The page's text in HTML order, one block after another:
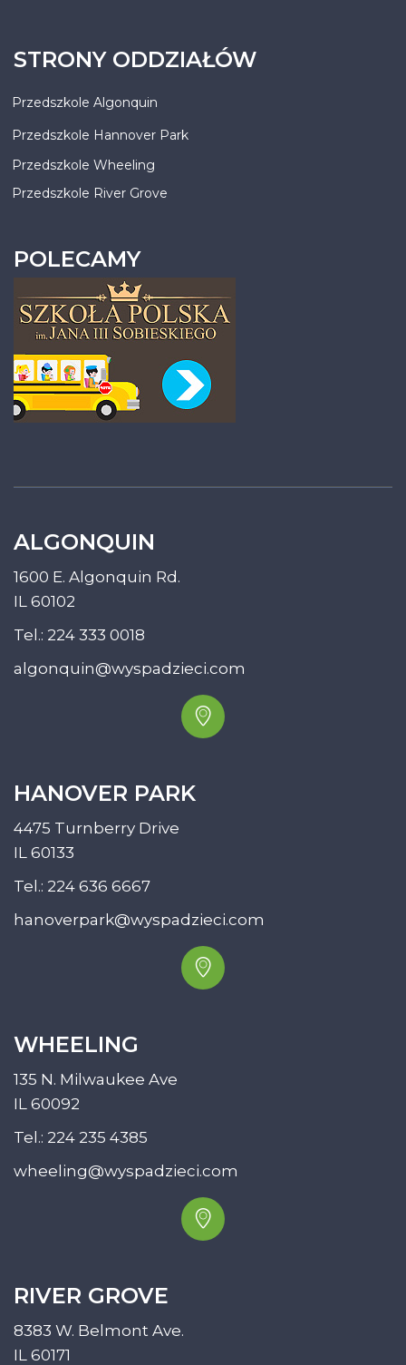
STRONY ODDZIAŁÓW
Przedszkole Algonquin
Przedszkole Hannover Park
Przedszkole Wheeling
Przedszkole River Grove
POLECAMY
ALGONQUIN
1600 E. Algonquin Rd.
IL 60102
Tel.: 224 333 0018
algonquin@wyspadzieci.com
HANOVER PARK
4475 Turnberry Drive
IL 60133
Tel.: 224 636 6667
hanoverpark@wyspadzieci.com
WHEELING
135 N. Milwaukee Ave
IL 60092
Tel.: 224 235 4385
wheeling@wyspadzieci.com
RIVER GROVE
8383 W. Belmont Ave.
IL 60171